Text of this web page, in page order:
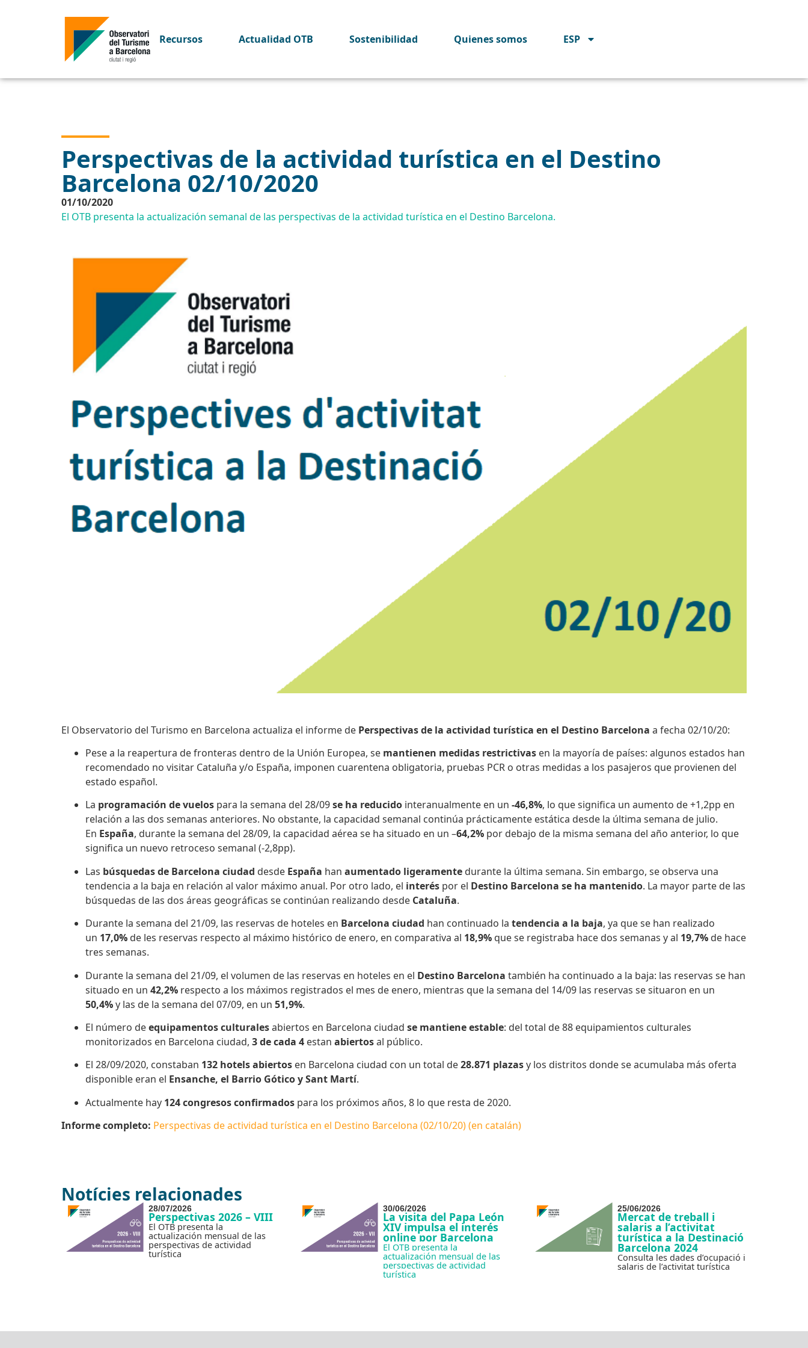
Recursos Actualidad OTB Sostenibilidad Quienes somos ESP
Perspectivas de la actividad turística en el Destino
Barcelona 02/10/2020
01/10/2020
El OTB presenta la actualización semanal de las perspectivas de la actividad turística en el Destino Barcelona.
El Observatorio del Turismo en Barcelona actualiza el informe de Perspectivas de la actividad turística en el Destino Barcelona a fecha 02/10/20:
Pese a la reapertura de fronteras dentro de la Unión Europea, se mantienen medidas restrictivas en la mayoría de países: algunos estados han
recomendado no visitar Cataluña y/o España, imponen cuarentena obligatoria, pruebas PCR o otras medidas a los pasajeros que provienen del
estado español.
La programación de vuelos para la semana del 28/09se ha reducido interanualmente en un -46,8%, lo que significa un aumento de +1,2pp en
relación a las dos semanas anteriores. No obstante, la capacidad semanal continúa prácticamente estática desde la última semana de julio.
En España, durante la semana del 28/09, la capacidad aérea se ha situado en un –64,2% por debajo de la misma semana del año anterior, lo que
significa un nuevo retroceso semanal (-2,8pp).
Las búsquedas de Barcelona ciudad desde España han aumentado ligeramente durante la última semana. Sin embargo, se observa una
tendencia a la baja en relación al valor máximo anual. Por otro lado, el interés por el Destino Barcelona se ha mantenido. La mayor parte de las
búsquedas de las dos áreas geográficas se continúan realizando desde Cataluña.
Durante la semana del 21/09, las reservas de hoteles en Barcelona ciudad han continuado la tendencia a la baja, ya que se han realizado
un 17,0% de les reservas respecto al máximo histórico de enero, en comparativa al 18,9% que se registraba hace dos semanas y al 19,7% de hace
tres semanas.
Durante la semana del 21/09, el volumen de las reservas en hoteles en el Destino Barcelona también ha continuado a la baja: las reservas se han
situado en un 42,2% respecto a los máximos registrados el mes de enero, mientras que la semana del 14/09 las reservas se situaron en un
50,4%y las de la semana del 07/09, en un 51,9%.
El número deequipamentos culturalesabiertos en Barcelona ciudad se mantiene estable: del total de 88 equipamientos culturales
monitorizados en Barcelona ciudad, 3 de cada 4 estan abiertosal público.
El 28/09/2020, constaban 132 hotels abiertos en Barcelona ciudad con un total de28.871 ​plazasy los distritos donde se acumulaba más oferta
disponible eran el Ensanche, el Barrio Gótico y Sant Martí.
Actualmente hay 124 congresos confirmados para los próximos años, 8 lo que resta de 2020.
Informe completo: Perspectivas de actividad turística en el Destino Barcelona (02/10/20) (en catalán)
Notícies relacionades
28/07/2026
Perspectivas 2026 – VIII
El OTB presenta la
actualización mensual de las
perspectivas de actividad
turística
30/06/2026
La visita del Papa León
XIV impulsa el interés
online por Barcelona
El OTB presenta la
actualización mensual de las
perspectivas de actividad
turística
25/06/2026
Mercat de treball i
salaris a l’activitat
turística a la Destinació
Barcelona 2024
Consulta les dades d’ocupació i
salaris de l’activitat turística